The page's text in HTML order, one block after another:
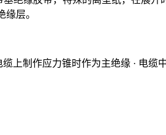
层。
上制作应力锥时作为主绝缘 · 电